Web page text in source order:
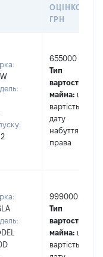
ОЦІНКОЮ,
ГРН
655000
Тип
вартості
майна: це
вартість на
дату
набуття
права
999000
Тип
вартості
майна: це
вартість на